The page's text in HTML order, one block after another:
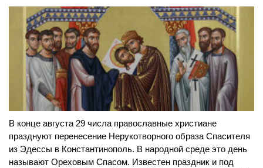
В конце августа 29 числа православные христиане
празднуют перенесение Нерукотворного образа Спасителя
из Эдессы в Константинополь. В народной среде это день
называют Ореховым Спасом. Известен праздник и под